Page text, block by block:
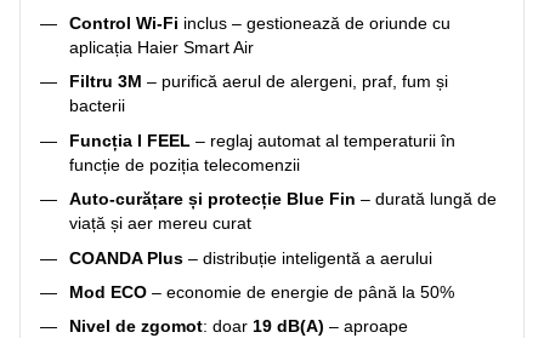
Control Wi-Fi inclus – gestionează de oriunde cu
aplicația Haier Smart Air
Filtru 3M – purifică aerul de alergeni, praf, fum și
bacterii
Funcția I FEEL – reglaj automat al temperaturii în
funcție de poziția telecomenzii
Auto-curățare și protecție Blue Fin – durată lungă de
viață și aer mereu curat
COANDA Plus – distribuție inteligentă a aerului
Mod ECO – economie de energie de până la 50%
Nivel de zgomot: doar 19 dB(A) – aproape